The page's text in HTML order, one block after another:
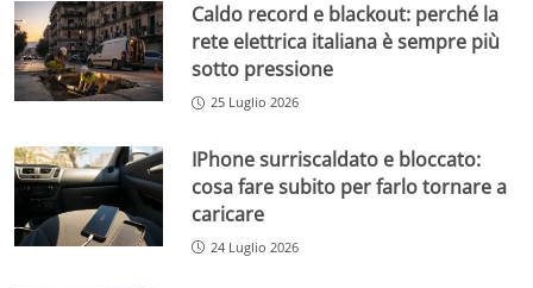
Caldo record e blackout: perché la
rete elettrica italiana è sempre più
sotto pressione
25 Luglio 2026
IPhone surriscaldato e bloccato:
cosa fare subito per farlo tornare a
caricare
24 Luglio 2026